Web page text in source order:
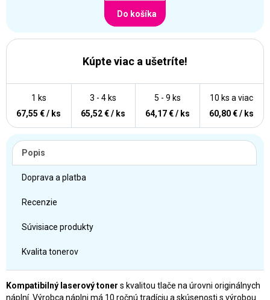
Do košíka
Kúpte viac a ušetríte!
10 ks a viac
60,80 € / ks
5 - 9 ks
64,17 € / ks
3 - 4 ks
65,52 € / ks
1 ks
67,55 € / ks
Popis
Doprava a platba
Recenzie
Súvisiace produkty
Kvalita tonerov
Kompatibilný laserový toner s kvalitou tlače na úrovni originálnych
náplní. Výrobca náplni má 10 ročnú tradíciu a skúsenosti s výrobou